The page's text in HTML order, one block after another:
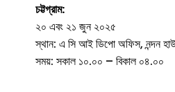
চট্টগ্রাম:
২০ এবং ২১ জুন ২০২৫
স্থান: এ সি আই ডিপো অফিস, নন্দন
সময়: সকাল ১০.০০ – বিকাল ০৪.০০